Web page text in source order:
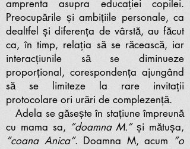
amprenta asupra educației copilei.
Preocupările și ambițiile personale, ca
dealtfel și diferența de vârstă, au făcut
ca, în timp, relația să se răcească, iar
interacțiunile să se diminueze
proporțional, corespondența ajungând
să se limiteze la rare invitații
protocolare ori urări de complezență.
Adela se găsește în stațiune împreună
cu mama sa, ”doamna M.”și mătușa,
”coana Anica”. Doamna M, acum ”o